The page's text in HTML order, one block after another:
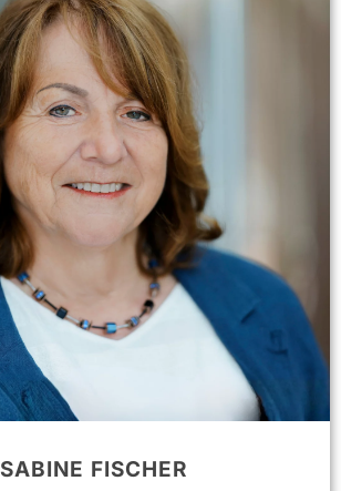
SABINE FISCHER